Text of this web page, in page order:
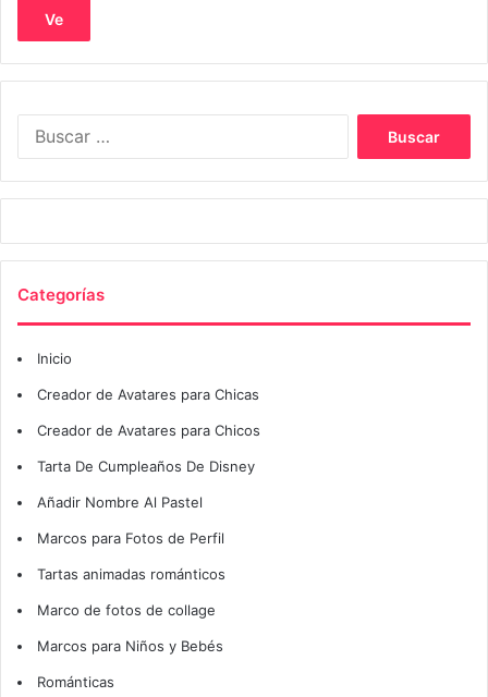
Ve
Categorías
Inicio
Creador de Avatares para Chicas
Creador de Avatares para Chicos
Tarta De Cumpleaños De Disney
Añadir Nombre Al Pastel
Marcos para Fotos de Perfil
Tartas animadas románticos
Marco de fotos de collage
Marcos para Niños y Bebés
Románticas